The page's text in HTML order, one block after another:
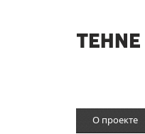
О проекте